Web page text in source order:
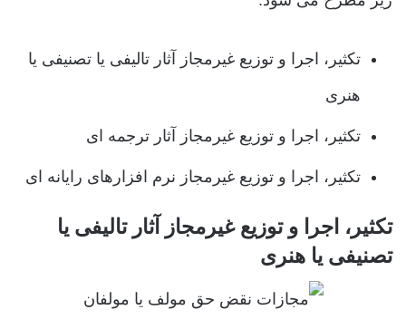
تکثیر، اجرا و توزیع غیرمجاز آثار تالیفی یا تصنیفی یا
هنری
تکثیر، اجرا و توزیع غیرمجاز آثار ترجمه ای
تکثیر، اجرا و توزیع غیرمجاز نرم افزارهای رایانه ای
تکثیر، اجرا و توزیع غیرمجاز آثار تالیفی یا
تصنیفی یا هنری